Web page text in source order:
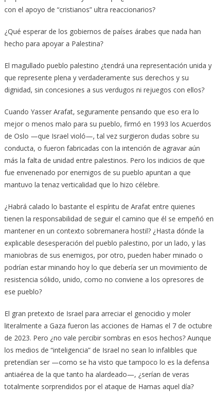
con el apoyo de “cristianos” ultra reaccionarios?
¿Qué esperar de los gobiernos de países árabes que nada han
hecho para apoyar a Palestina?
El magullado pueblo palestino ¿tendrá una representación unida y
que represente plena y verdaderamente sus derechos y su
dignidad, sin concesiones a sus verdugos ni rejuegos con ellos?
Cuando Yasser Arafat, seguramente pensando que eso era lo
mejor o menos malo para su pueblo, firmó en 1993 los Acuerdos
de Oslo —que Israel violó—, tal vez surgieron dudas sobre su
conducta, o fueron fabricadas con la intención de agravar aún
más la falta de unidad entre palestinos. Pero los indicios de que
fue envenenado por enemigos de su pueblo apuntan a que
mantuvo la tenaz verticalidad que lo hizo célebre.
¿Habrá calado lo bastante el espíritu de Arafat entre quienes
tienen la responsabilidad de seguir el camino que él se empeñó en
mantener en un contexto sobremanera hostil? ¿Hasta dónde la
explicable desesperación del pueblo palestino, por un lado, y las
maniobras de sus enemigos, por otro, pueden haber minado o
podrían estar minando hoy lo que debería ser un movimiento de
resistencia sólido, unido, como no conviene a los opresores de
ese pueblo?
El gran pretexto de Israel para arreciar el genocidio y moler
literalmente a Gaza fueron las acciones de Hamas el 7 de octubre
de 2023. Pero ¿no vale percibir sombras en esos hechos? Aunque
los medios de “inteligencia” de Israel no sean lo infalibles que
pretendían ser —como se ha visto que tampoco lo es la defensa
antiaérea de la que tanto ha alardeado—, ¿serían de veras
totalmente sorprendidos por el ataque de Hamas aquel día?